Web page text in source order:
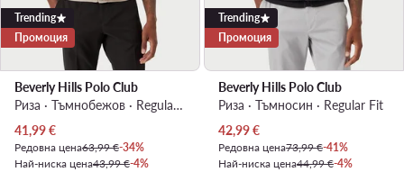
Trending
Промоция
Beverly Hills Polo Club
Риза · Тъмнобежов · Regular Fit
Актуална цена
41,99€
Редовна цена63,99 €-34%
Най-ниска цена43,99 €-4%
Trending
Промоция
Beverly Hills Polo Club
Риза · Тъмносин · Regular Fit
Актуална цена
42,99€
Редовна цена73,99 €-41%
Най-ниска цена44,99 €-4%